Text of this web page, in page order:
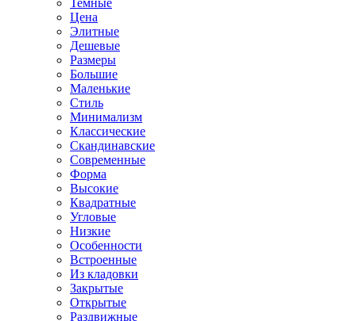
Темные
Цена
Элитные
Дешевые
Размеры
Большие
Маленькие
Стиль
Минимализм
Классические
Скандинавские
Современные
Форма
Высокие
Квадратные
Угловые
Низкие
Особенности
Встроенные
Из кладовки
Закрытые
Открытые
Раздвижные